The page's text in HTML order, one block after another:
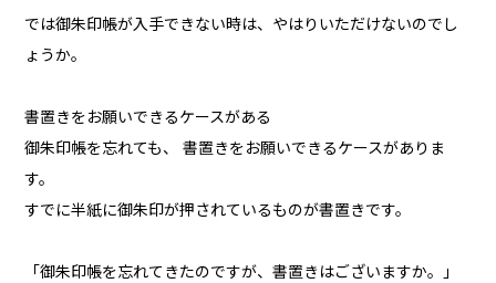
では御朱印帳が入手できない時は、やはりいただけないのでし
ょうか。
書置きをお願いできるケースがある
御朱印帳を忘れても、 書置きをお願いできるケースがありま
す。
すでに半紙に御朱印が押されているものが書置きです。
「御朱印帳を忘れてきたのですが、書置きはございますか。」